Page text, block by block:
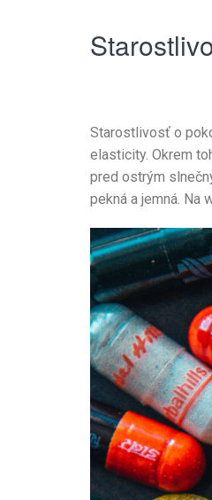
Starostlivosť o
elasticity. Okrem
pred ostrým
pekná a jemná.